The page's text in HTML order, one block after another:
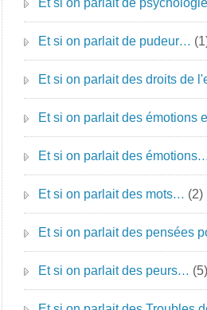
Et si on parlait de
Et si on parlait de pudeur…
Et si on parlait des droits de
Et si on parlait des émotions
Et si on parlait des
Et si on parlait des mots… (2)
Et si on parlait des pensées
Et si on parlait des peurs… (5)